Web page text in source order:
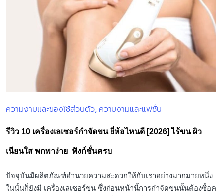
Posted
ความงามและของใช้ส่วนตัว ความงามและแฟชั่น
รีวิว 10 เครื่องเลเซอร์กำจัดขน ยี่ห้อไหนดี [2026] ไร้ขน ผิว
เนียนใส พกพาง่าย ฟังก์ชั่นครบ
ปัจจุบันมีผลิตภัณฑ์อำนวยความสะดวกให้กับเราอย่างมากมายหนึ่ง
ในนั้นก็ยังมี เครื่องเลเซอร์ขน ซึ่งก่อนหน้านี้การกำจัดขนนั้นต้องซื้อค